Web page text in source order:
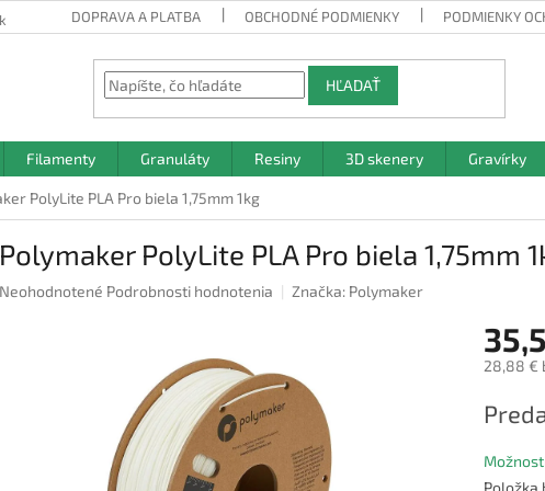
DOPRAVA A PLATBA OBCHODNÉ PODMIENKY PODMIENKY
HĽADAŤ
Filamenty Granuláty Resiny 3D skenery Gravírky
PolyLite PLA Pro biela 1,75mm 1kg
Polymaker PolyLite PLA Pro biela 1,75mm
Priemerné
Neohodnotené Podrobnosti hodnotenia Značka: Polymaker
28,88 €
cena: